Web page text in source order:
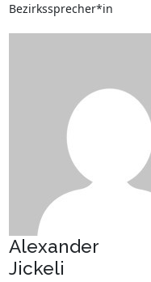
Bezirkssprecher*in
Alexander
Jickeli